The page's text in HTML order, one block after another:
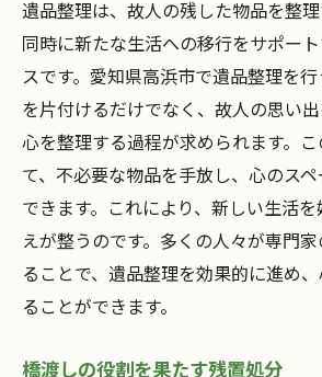
遺品整理は、故人の残した物品を整理
同時に新たな生活への移行をサポー
スです。愛知県高浜市で遺品整理を
を片付けるだけでなく、故人の思い
心を整理する過程が求められます。
て、不必要な物品を手放し、心のス
できます。これにより、新しい生活
えが整うのです。多くの人々が専門
ることで、遺品整理を効果的に進め
ることができます。
橋渡しの役割を果たす残置処分